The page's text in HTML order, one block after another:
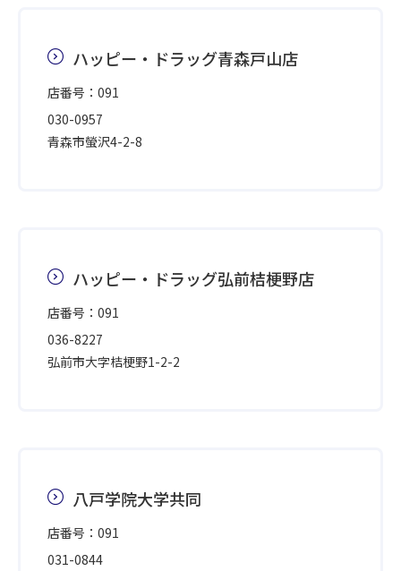
ハッピー・ドラッグ青森戸山店
店番号：091
030-0957
青森市螢沢4-2-8
ハッピー・ドラッグ弘前桔梗野店
店番号：091
036-8227
弘前市大字桔梗野1-2-2
八戸学院大学共同
店番号：091
031-0844